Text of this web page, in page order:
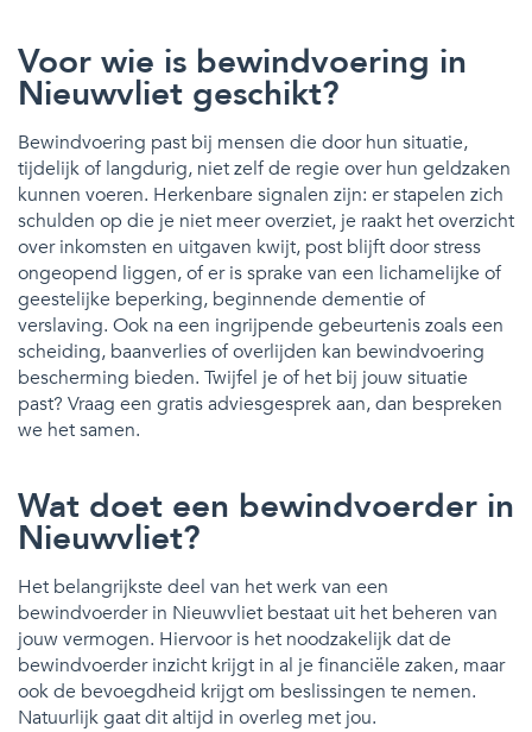
Voor wie is bewindvoering in
Nieuwvliet geschikt?
Bewindvoering past bij mensen die door hun situatie,
tijdelijk of langdurig, niet zelf de regie over hun geldzaken
kunnen voeren. Herkenbare signalen zijn: er stapelen zich
schulden op die je niet meer overziet, je raakt het overzicht
over inkomsten en uitgaven kwijt, post blijft door stress
ongeopend liggen, of er is sprake van een lichamelijke of
geestelijke beperking, beginnende dementie of
verslaving. Ook na een ingrijpende gebeurtenis zoals een
scheiding, baanverlies of overlijden kan bewindvoering
bescherming bieden. Twijfel je of het bij jouw situatie
past? Vraag een gratis adviesgesprek aan, dan bespreken
we het samen.
Wat doet een bewindvoerder in
Nieuwvliet?
Het belangrijkste deel van het werk van een
bewindvoerder in Nieuwvliet bestaat uit het beheren van
jouw vermogen. Hiervoor is het noodzakelijk dat de
bewindvoerder inzicht krijgt in al je financiële zaken, maar
ook de bevoegdheid krijgt om beslissingen te nemen.
Natuurlijk gaat dit altijd in overleg met jou.